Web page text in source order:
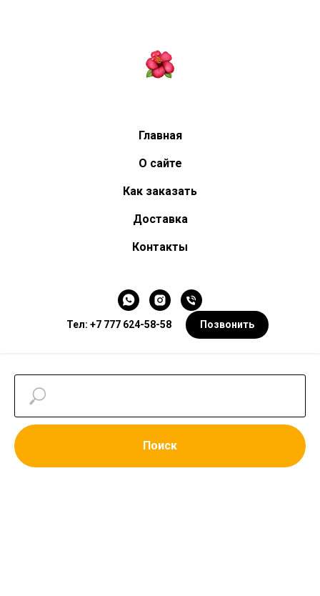
Главная
О сайте
Как заказать
Доставка
Контакты
Тел: +7 777 624-58-58 Позвонить
Поиск